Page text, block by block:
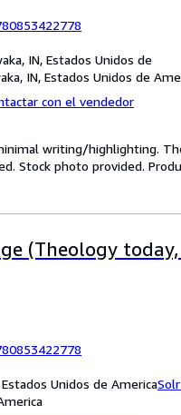
IN, Estados Unidos de
IN, Estados Unidos de
con el vendedor
writing/highlighting.
Stock photo provided.
(Theology today,
Unidos de America